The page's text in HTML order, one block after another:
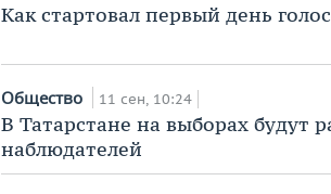
Как стартовал первый день
Общество 11 сен, 10:24
В Татарстане на выборах будут
наблюдателей